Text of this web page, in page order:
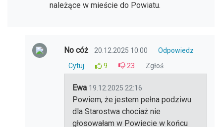
należące w mieście do Powiatu.
No cóż 20.12.2025 10:00
Odpowiedz
Cytuj
9 23 Zgłoś
Ewa 19.12.2025 22:16
Powiem, że jestem pełna podziwu
dla Starostwa chociaż nie
głosowałam w Powiecie w końcu